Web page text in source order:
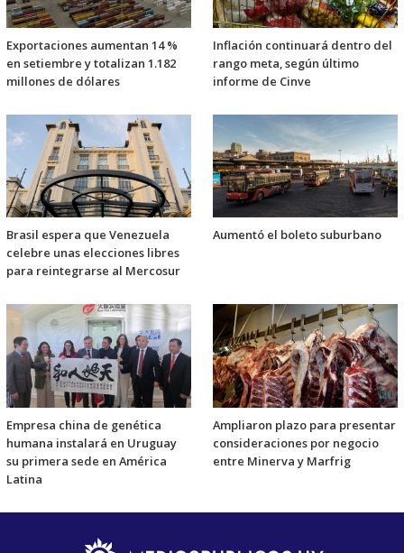
Exportaciones aumentan 14 %
en setiembre y totalizan 1.182
millones de dólares
Inflación continuará dentro del
rango meta, según último
informe de Cinve
Brasil espera que Venezuela
celebre unas elecciones libres
para reintegrarse al Mercosur
Aumentó el boleto suburbano
Empresa china de genética
humana instalará en Uruguay
su primera sede en América
Latina
Ampliaron plazo para presentar
consideraciones por negocio
entre Minerva y Marfrig